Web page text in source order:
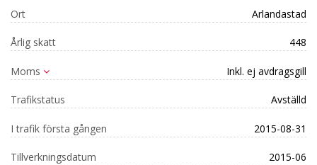
Ort Arlandastad
Årlig skatt 448
Moms Inkl. ej avdragsgill
Trafikstatus Avställd
I trafik första gången 2015-08-31
Tillverkningsdatum 2015-06